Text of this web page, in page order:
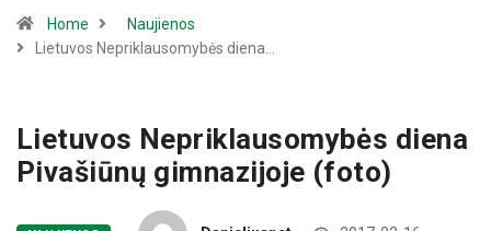
Home
Naujienos
Lietuvos Nepriklausomybės diena…
Lietuvos Nepriklausomybės diena
Pivašiūnų gimnazijoje (foto)